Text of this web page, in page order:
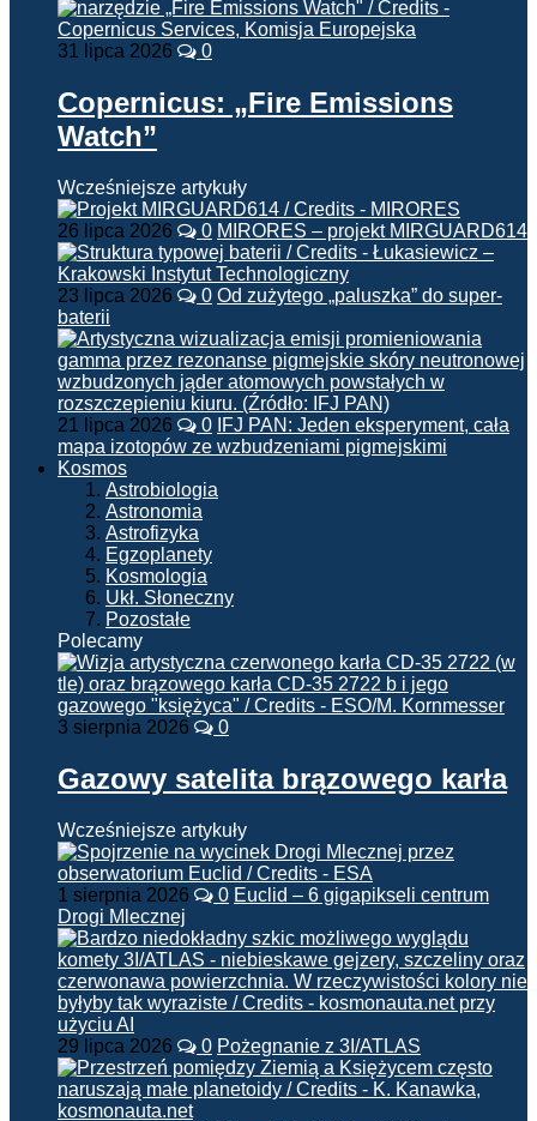
31 lipca 2026 0
Copernicus: „Fire Emissions
Watch”
Wcześniejsze artykuły
26 lipca 2026 0 MIRORES – projekt MIRGUARD614
23 lipca 2026 0 Od zużytego „paluszka” do super-
baterii
21 lipca 2026 0 IFJ PAN: Jeden eksperyment, cała
mapa izotopów ze wzbudzeniami pigmejskimi
Kosmos
Astrobiologia
Astronomia
Astrofizyka
Egzoplanety
Kosmologia
Ukł. Słoneczny
Pozostałe
Polecamy
3 sierpnia 2026 0
Gazowy satelita brązowego karła
Wcześniejsze artykuły
1 sierpnia 2026 0 Euclid – 6 gigapikseli centrum
Drogi Mlecznej
29 lipca 2026 0 Pożegnanie z 3I/ATLAS